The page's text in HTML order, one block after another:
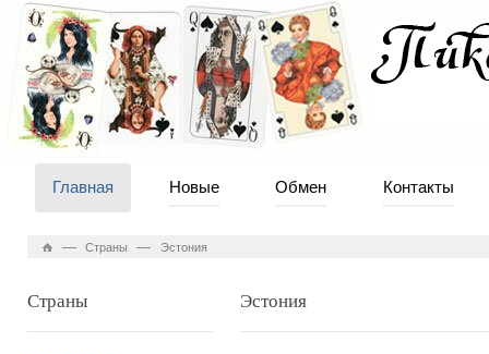
Главная Новые Обмен Контакты
— Страны — Эстония
Страны Эстония